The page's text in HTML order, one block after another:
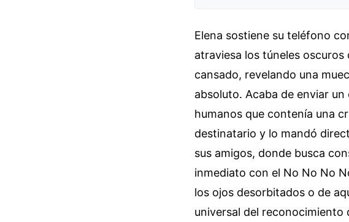
Elena sostiene su teléfono
atraviesa los túneles
cansado, revelando una
absoluto. Acaba de enviar
humanos que contenía una
destinatario y lo mandó
sus amigos, donde busca
inmediato con el No No No
los ojos desorbitados o de
universal del reconocimiento